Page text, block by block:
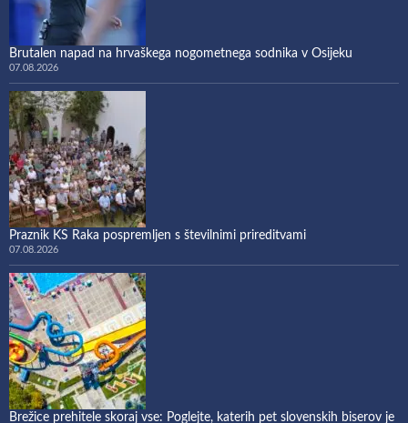
Brutalen napad na hrvaškega nogometnega sodnika v Osijeku
07.08.2026
Praznik KS Raka pospremljen s številnimi prireditvami
07.08.2026
Brežice prehitele skoraj vse: Poglejte, katerih pet slovenskih biserov je